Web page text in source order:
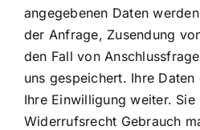
angegebenen Daten
der Anfrage, Zusendung
den Fall von
uns gespeichert. Ihre
Ihre Einwilligung weiter.
Widerrufsrecht Gebrauch